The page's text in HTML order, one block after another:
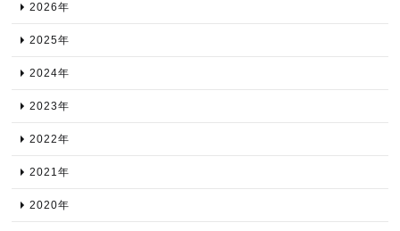
2026年​
2025年​
2024年​
2023年​
2022年​
2021年​
2020年​